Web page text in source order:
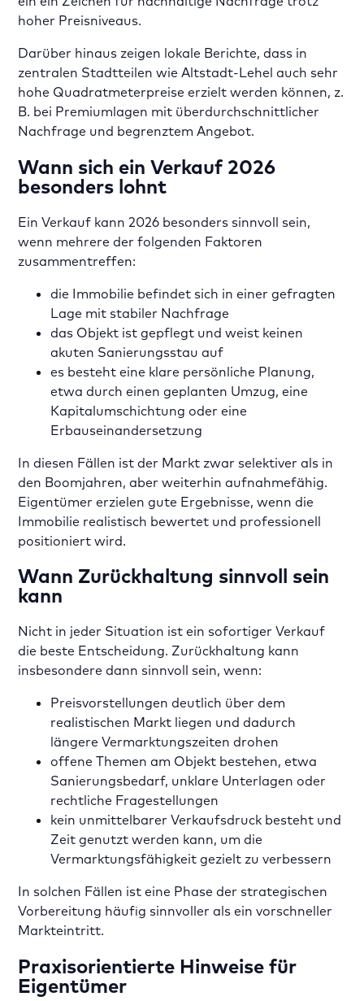
hoher Preisniveaus.
Darüber hinaus zeigen lokale Berichte, dass in
zentralen Stadtteilen wie Altstadt-Lehel auch sehr
hohe Quadratmeterpreise erzielt werden können, z.
B. bei Premiumlagen mit überdurchschnittlicher
Nachfrage und begrenztem Angebot.
Wann sich ein Verkauf 2026
besonders lohnt
Ein Verkauf kann 2026 besonders sinnvoll sein,
wenn mehrere der folgenden Faktoren
zusammentreffen:
die Immobilie befindet sich in einer gefragten
Lage mit stabiler Nachfrage
das Objekt ist gepflegt und weist keinen
akuten Sanierungsstau auf
es besteht eine klare persönliche Planung,
etwa durch einen geplanten Umzug, eine
Kapitalumschichtung oder eine
Erbauseinandersetzung
In diesen Fällen ist der Markt zwar selektiver als in
den Boomjahren, aber weiterhin aufnahmefähig.
Eigentümer erzielen gute Ergebnisse, wenn die
Immobilie realistisch bewertet und professionell
positioniert wird.
Wann Zurückhaltung sinnvoll sein
kann
Nicht in jeder Situation ist ein sofortiger Verkauf
die beste Entscheidung. Zurückhaltung kann
insbesondere dann sinnvoll sein, wenn:
Preisvorstellungen deutlich über dem
realistischen Markt liegen und dadurch
längere Vermarktungszeiten drohen
offene Themen am Objekt bestehen, etwa
Sanierungsbedarf, unklare Unterlagen oder
rechtliche Fragestellungen
kein unmittelbarer Verkaufsdruck besteht und
Zeit genutzt werden kann, um die
Vermarktungsfähigkeit gezielt zu verbessern
In solchen Fällen ist eine Phase der strategischen
Vorbereitung häufig sinnvoller als ein vorschneller
Markteintritt.
Praxisorientierte Hinweise für
Eigentümer